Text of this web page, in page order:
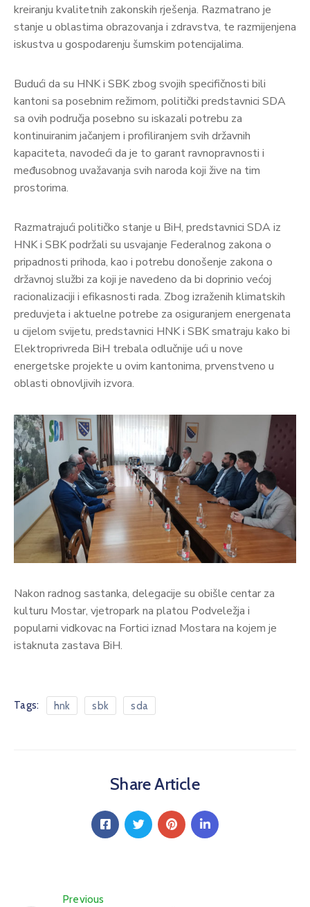
kreiranju kvalitetnih zakonskih rješenja. Razmatrano je
stanje u oblastima obrazovanja i zdravstva, te razmijenjena
iskustva u gospodarenju šumskim potencijalima.
Budući da su HNK i SBK zbog svojih specifičnosti bili
kantoni sa posebnim režimom, politički predstavnici SDA
sa ovih područja posebno su iskazali potrebu za
kontinuiranim jačanjem i profiliranjem svih državnih
kapaciteta, navodeći da je to garant ravnopravnosti i
međusobnog uvažavanja svih naroda koji žive na tim
prostorima.
Razmatrajući političko stanje u BiH, predstavnici SDA iz
HNK i SBK podržali su usvajanje Federalnog zakona o
pripadnosti prihoda, kao i potrebu donošenje zakona o
državnoj službi za koji je navedeno da bi doprinio većoj
racionalizaciji i efikasnosti rada. Zbog izraženih klimatskih
preduvjeta i aktuelne potrebe za osiguranjem energenata
u cijelom svijetu, predstavnici HNK i SBK smatraju kako bi
Elektroprivreda BiH trebala odlučnije ući u nove
energetske projekte u ovim kantonima, prvenstveno u
oblasti obnovljivih izvora.
Nakon radnog sastanka, delegacije su obišle centar za
kulturu Mostar, vjetropark na platou Podveležja i
popularni vidkovac na Fortici iznad Mostara na kojem je
istaknuta zastava BiH.
Tags: hnk sbk sda
Share Article
Previous